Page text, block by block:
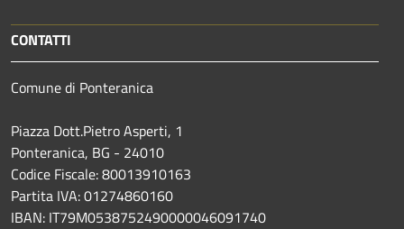
CONTATTI
Comune di Ponteranica
Piazza Dott.Pietro Asperti, 1
Ponteranica, BG - 24010
Codice Fiscale: 80013910163
Partita IVA: 01274860160
IBAN: IT79M0538752490000046091740